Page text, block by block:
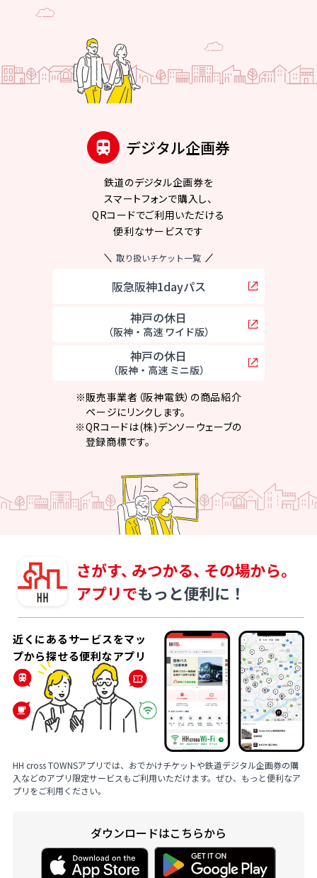
デジタル企画券
鉄道のデジタル企画券を
スマートフォンで購入し、
QRコードでご利用いただける
便利なサービスです
取り扱いチケット一覧
阪急阪神1dayパス
神戸の休日
（阪神・高速 ワイド版）
神戸の休日
（阪神・高速 ミニ版）
※販売事業者（阪神電鉄）の商品紹介
ページにリンクします。
※QRコードは(株)デンソーウェーブの
登録商標です。
近くにあるサービスをマッ
プから探せる便利なアプリ
HH cross TOWNSアプリでは、おでかけチケットや鉄道デジタル企画券の購
入などのアプリ限定サービスもご利用いただけます。ぜひ、もっと便利なア
プリをご利用ください。
ダウンロードはこちらから